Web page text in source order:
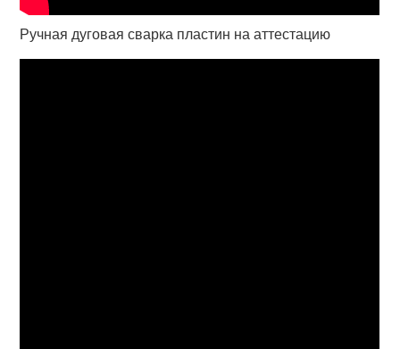
Ручная дуговая сварка пластин на аттестацию